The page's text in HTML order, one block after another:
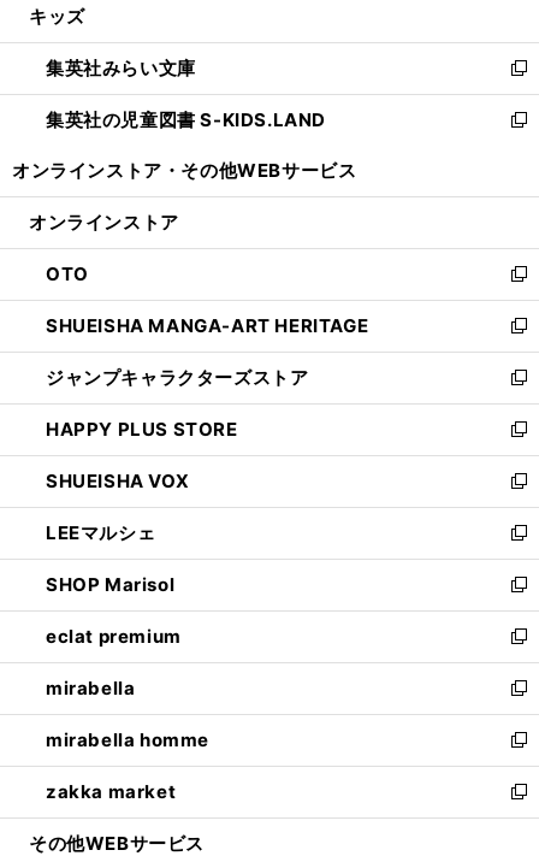
開
く
ウ
で
開
く
ン
ド
ウ
で
ウ
ィ
ン
ド
開
キッズ
集英社みらい文庫
新
し
い
ン
ウ
で
開
く
集英社の児童図書 S-KIDS.LAND
新
ウ
ン
ド
ウ
で
開
く
オンラインストア・ その他WEBサービス
オンラインストア
OTO
新
し
い
ウ
ィ
ン
ド
ウ
で
開
く
SHUEISHA MANGA-ART HERITAGE
新
し
い
ウ
ィ
ン
ド
ウ
で
開
く
ジャンプキャラクターズストア
新
し
い
ウ
ィ
ン
ド
ウ
で
開
く
HAPPY PLUS STORE
新
し
い
ウ
ィ
ン
ド
ウ
で
開
く
SHUEISHA VOX
新
し
い
ウ
ィ
ン
ド
ウ
で
開
く
LEEマルシェ
新
し
い
ウ
ィ
ン
ド
ウ
で
開
く
SHOP Marisol
新
し
い
ウ
ィ
ン
ド
ウ
で
開
eclat premium
新
し
い
ウ
ィ
ン
ド
ウ
mirabella
新
し
い
ウ
ィ
ン
mirabella homme
新
し
い
ウ
zakka market
新
し
その他WEBサービス